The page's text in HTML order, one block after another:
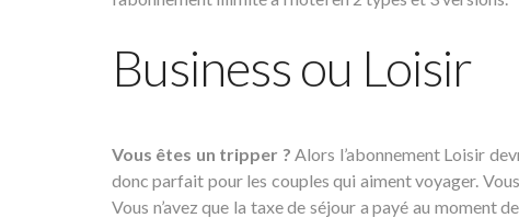
Business ou Loisir
Vous êtes un tripper ? Alors l’abonnement Loisir
donc parfait pour les couples qui aiment voyager.
Vous n’avez que la taxe de séjour a payé au moment